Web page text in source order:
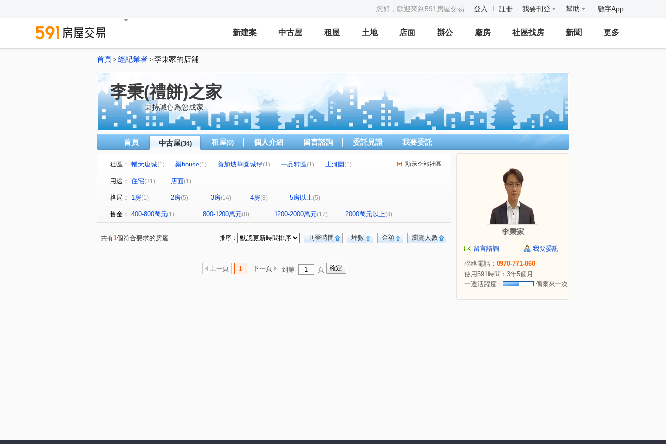
您好，歡迎來到591房屋交易 登入 註冊 我要刊登 幫助 數字App
新建案 中古屋 租屋 土地 店面 辦公 廠房 社區找房 新聞 更多
首頁 > 經紀業者 > 李秉家的店舖
李秉(禮餅)之家
秉持誠心為您成家
首頁 中古屋(34) 租屋(0) 個人介紹 留言諮詢 委託見證 我要委託
社區： 輔大唐城(1) 樂house(1) 新加坡華園城堡(1) 一品特區(1) 上河園(1)
明志天地
新大直蘇黎市/梵谷花園蘇黎市(1) 大慶榕莊(1) 台北清水灣(1)
天空之邑(1) 幸福我家二期 (2) 新加坡花園城堡/阿亮的家(1) 武泰臻愛(1)
黎明華廈(1) 法國愛樂(1) 德安街(1) 芳洲一路(1) 登林路(2) 仁愛路(1)
文程路(1) 水碓路(1) 明志路三段(2) 莊泰路(1) 新城一路
芳洲路(1) 芳洲五路(1) 成泰路一段(1) 明德路(1) 成泰路三段(1)
新五路二段(1) 水碓一路 中央路 泰林路二段
顯示全部社區
用途： 住宅(31) 店面(1)
格局： 1房(1) 2房(5) 3房(14) 4房(8) 5房以上(5)
售金： 400-800萬元(1) 800-1200萬元(8) 1200-2000萬元(17) 2000萬元以上(8)
共有1個符合要求的房屋 瀏覽人數
金額
坪數
刊登時間
排序：
上一頁 1 下一頁 到第 頁
李秉家
留言諮詢
我要委託
聯絡電話： 0970-771-860
使用591時間：3年5個月
一週活躍度：
偶爾來一次